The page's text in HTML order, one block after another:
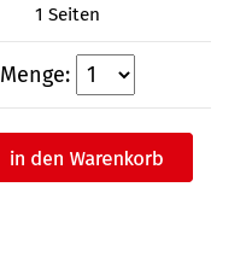
1 Seiten
Menge: